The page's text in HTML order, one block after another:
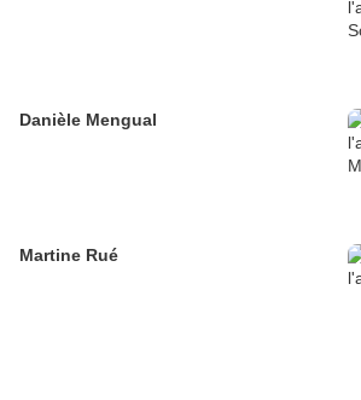
Danièle Mengual
Martine Rué